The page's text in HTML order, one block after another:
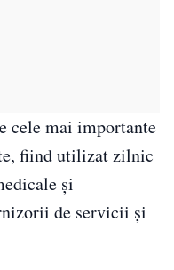
cele mai importante
fiind utilizat zilnic
și
de servicii și